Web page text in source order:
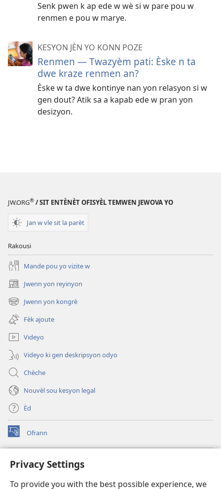
Privacy Settings
To provide you with the best possible experience, we
Senk pwen k ap ede w wè si w pare pou w
renmen e pou w marye.
KESYON JÈN YO KONN POZE
Renmen — Twazyèm pati: Èske n ta
dwe kraze renmen an?
Èske w ta dwe kontinye nan yon relasyon si w
gen dout? Atik sa a kapab ede w pran yon
desizyon.
JW.ORG® / SIT ENTÈNÈT OFISYÈL TEMWEN JEWOVA YO
Jan w vle sit la parèt
Rakousi
Mande pou yo vizite w
Jwenn yon reyinyon
(opens
new
window)
Jwenn yon kongrè
(opens
new
window)
Fèk ajoute
Videyo
Videyo ki gen deskripsyon odyo
Chèche
Nouvèl sou kesyon legal
Èd
Ofrann
(opens
new
Bibliyotèk sou Entènèt
(opens
window)JW Hub
(opens